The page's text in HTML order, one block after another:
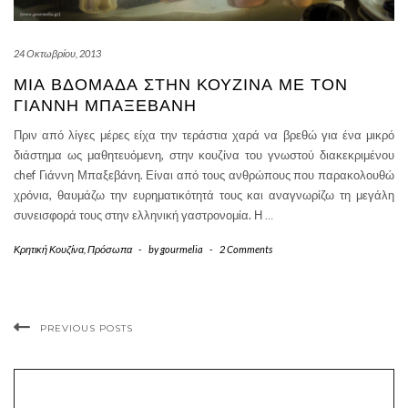
24 Οκτωβρίου, 2013
ΜΙΑ ΒΔΟΜΆΔΑ ΣΤΗΝ ΚΟΥΖΊΝΑ ΜΕ ΤΟΝ
ΓΙΆΝΝΗ ΜΠΑΞΕΒΆΝΗ
Πριν από λίγες μέρες είχα την τεράστια χαρά να βρεθώ για ένα μικρό
διάστημα ως μαθητευόμενη, στην κουζίνα του γνωστού διακεκριμένου
chef Γιάννη Μπαξεβάνη. Είναι από τους ανθρώπους που παρακολουθώ
χρόνια, θαυμάζω την ευρηματικότητά τους και αναγνωρίζω τη μεγάλη
συνεισφορά τους στην ελληνική γαστρονομία. Η …
Κρητική Κουζίνα, Πρόσωπα - bygourmelia - 2 Comments
PREVIOUS POSTS